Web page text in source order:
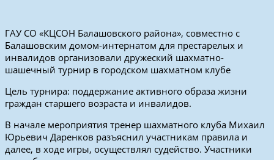
ГАУ СО «КЦСОН Балашовского района», совместно с
Балашовским домом-интернатом для престарелых и
инвалидов организовали дружеский шахматно-
шашечный турнир в городском шахматном клубе
Цель турнира: поддержание активного образа жизни
граждан старшего возраста и инвалидов.
В начале мероприятия тренер шахматного клуба Михаил
Юрьевич Даренков разъяснил участникам правила и
далее, в ходе игры, осуществлял судейство. Участники